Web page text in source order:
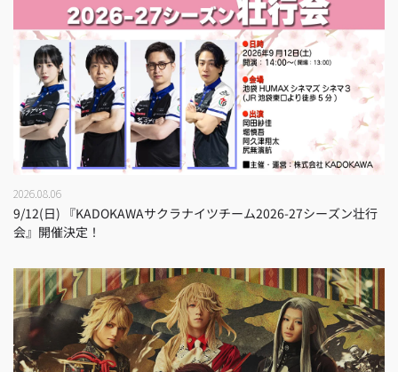
2026.08.06
9/12(日) 『KADOKAWAサクラナイツチーム2026-27シーズン壮行
会』開催決定！